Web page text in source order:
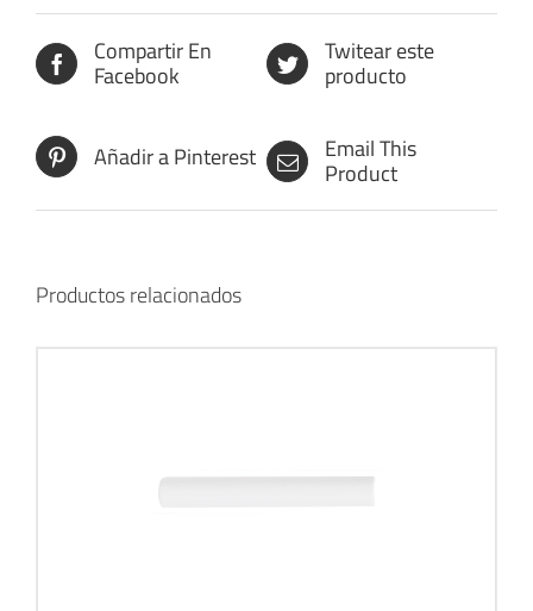
Compartir En
Facebook
Twitear este
producto
Añadir a Pinterest Email This
Product
Productos relacionados